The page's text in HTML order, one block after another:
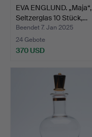
EVA ENGLUND. „Maja“,
Seltzerglas 10 Stück,…
Beendet 7. Jan 2025
24 Gebote
370 USD